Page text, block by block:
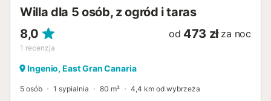
Willa dla 5 osób, z ogród i taras
8,0
1 recenzja
od 473 zł za noc
Ingenio, East Gran Canaria
5 osób 1 sypialnia 80 m² 4,4 km od wybrzeża